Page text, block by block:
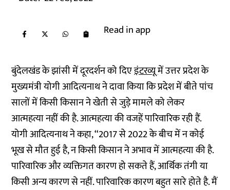
Read in app
बुंदेलखंड के झांसी में दूरदर्शन को दिएइंटरव्यूमें उत्तर प्रदेश के
मुख्यमंत्री योगी आदित्यनाथ ने दावा किया कि प्रदेश में बीते पांच
सालों में किसी किसान ने खेती से जुड़े मामले को लेकर
आत्महत्या नहीं की है. आत्महत्या की वजहें पारिवारिक रही हैं.
योगी आदित्यनाथ ने कहा, ‘‘2017 से 2022 के बीच में न कोई
भूख से मौत हुई है, न किसी किसान ने अभाव में आत्महत्या की है.
पारिवारिक और व्यक्तिगत कारण हो सकते हैं, आर्थिक तंगी या
किसी अन्य कारण से नहीं. पारिवारिक कारण बहुत सारे होते है. मैं